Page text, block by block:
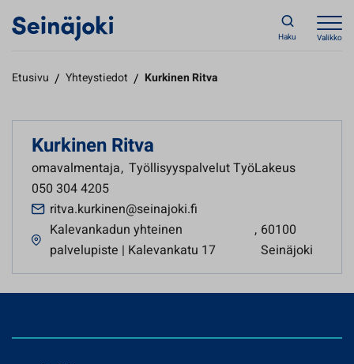
Haku Valikko
Etusivu / Yhteystiedot / Kurkinen Ritva
Kurkinen Ritva
omavalmentaja, Työllisyyspalvelut TyöLakeus
050 304 4205
ritva.kurkinen@seinajoki.fi
Kalevankadun yhteinen
palvelupiste | Kalevankatu 17
, 60100
Seinäjoki